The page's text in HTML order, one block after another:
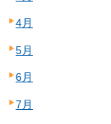
4月
5月
6月
7月